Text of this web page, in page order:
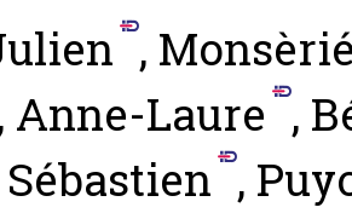
,
Anne-Laure ,
,